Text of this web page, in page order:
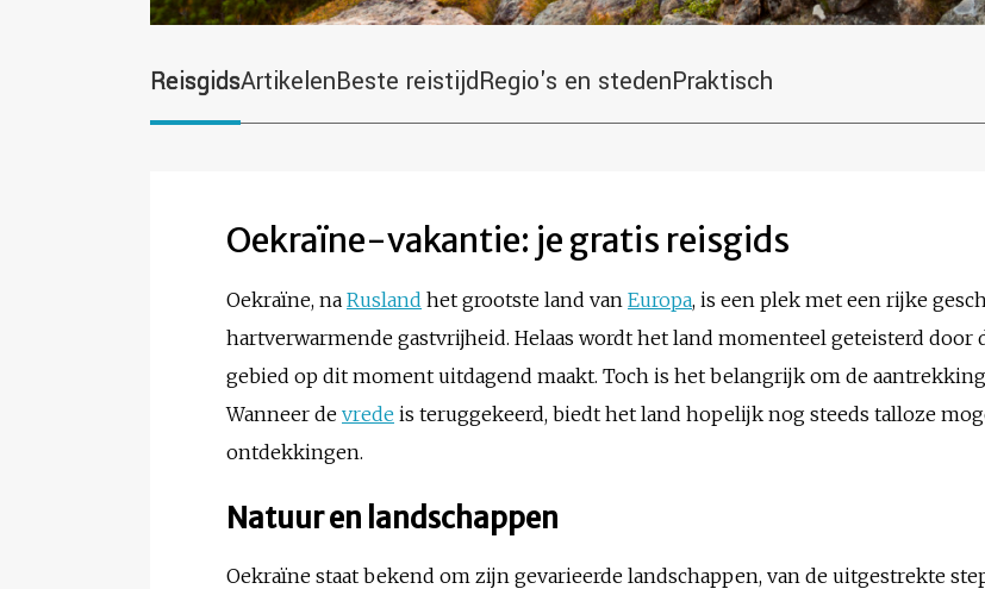
ReisgidsArtikelenBeste reistijdRegio's en stedenPraktisch
Oekraïne-vakantie: je gratis reisgids
Oekraïne, na Rusland het grootste land van Europa, is een plek met een rijke
hartverwarmende gastvrijheid. Helaas wordt het land momenteel geteisterd door
gebied op dit moment uitdagend maakt. Toch is het belangrijk om de
Wanneer de vrede is teruggekeerd, biedt het land hopelijk nog steeds talloze
ontdekkingen.
Natuur en landschappen
Oekraïne staat bekend om zijn gevarieerde landschappen, van de uitgestrekte